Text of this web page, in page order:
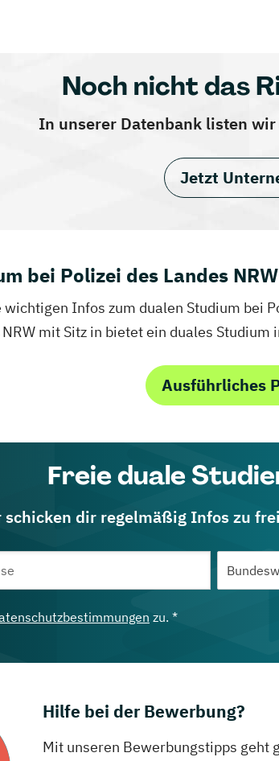
Noch nicht das
In unserer Datenbank listen
Jetzt
bei Polizei des Landes NRW
Infos zum dualen Studium bei
mit Sitz in bietet ein duales Studium
Ausführliches
Freie duale
schicken dir regelmäßig Infos zu
zu. *
Hilfe bei der Bewerbung?
Mit unseren Bewerbungstipps